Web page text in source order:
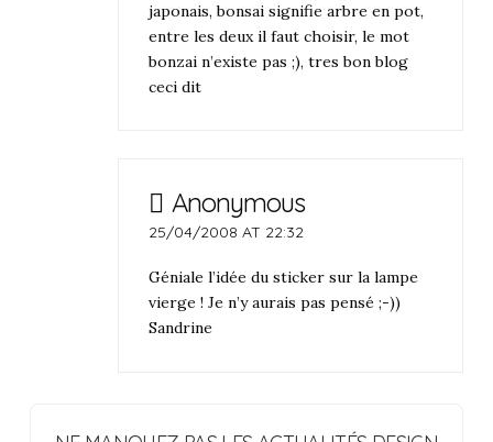
japonais, bonsai signifie arbre en pot,
entre les deux il faut choisir, le mot
bonzai n’existe pas ;), tres bon blog
ceci dit
Anonymous
25/04/2008 AT 22:32
Géniale l’idée du sticker sur la lampe
vierge ! Je n’y aurais pas pensé ;-))
Sandrine